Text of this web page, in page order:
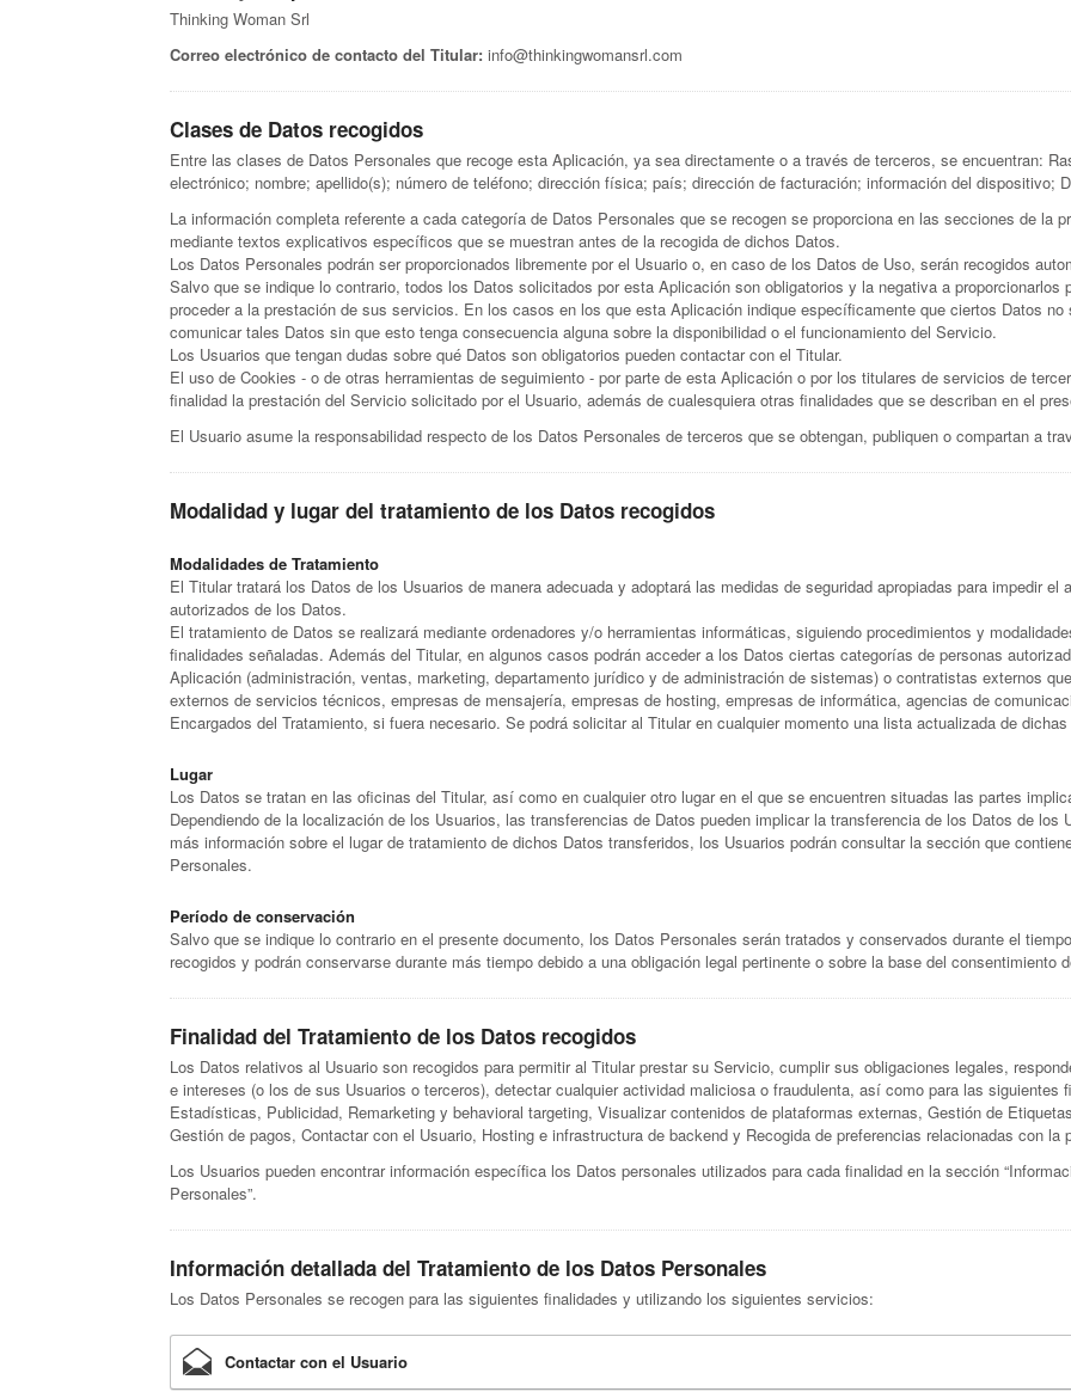
Thinking Woman Srl
Correo electrónico de contacto del Titular: info@thinkingwomansrl.com
Clases de Datos recogidos
Entre las clases de Datos Personales que recoge esta Aplicación, ya sea directamente o a través de terceros, se encuentran:
electrónico; nombre; apellido(s); número de teléfono; dirección física; país; dirección de facturación; información del dispositivo;
La información completa referente a cada categoría de Datos Personales que se recogen se proporciona en las secciones de la
mediante textos explicativos específicos que se muestran antes de la recogida de dichos Datos.
Los Datos Personales podrán ser proporcionados libremente por el Usuario o, en caso de los Datos de Uso, serán recogidos
Salvo que se indique lo contrario, todos los Datos solicitados por esta Aplicación son obligatorios y la negativa a proporcionarlos
proceder a la prestación de sus servicios. En los casos en los que esta Aplicación indique específicamente que ciertos Datos
comunicar tales Datos sin que esto tenga consecuencia alguna sobre la disponibilidad o el funcionamiento del Servicio.
Los Usuarios que tengan dudas sobre qué Datos son obligatorios pueden contactar con el Titular.
El uso de Cookies - o de otras herramientas de seguimiento - por parte de esta Aplicación o por los titulares de servicios de
finalidad la prestación del Servicio solicitado por el Usuario, además de cualesquiera otras finalidades que se describan en el
El Usuario asume la responsabilidad respecto de los Datos Personales de terceros que se obtengan, publiquen o compartan a
Modalidad y lugar del tratamiento de los Datos recogidos
Modalidades de Tratamiento
El Titular tratará los Datos de los Usuarios de manera adecuada y adoptará las medidas de seguridad apropiadas para impedir
autorizados de los Datos.
El tratamiento de Datos se realizará mediante ordenadores y/o herramientas informáticas, siguiendo procedimientos y
finalidades señaladas. Además del Titular, en algunos casos podrán acceder a los Datos ciertas categorías de personas
Aplicación (administración, ventas, marketing, departamento jurídico y de administración de sistemas) o contratistas externos
externos de servicios técnicos, empresas de mensajería, empresas de hosting, empresas de informática, agencias de
Encargados del Tratamiento, si fuera necesario. Se podrá solicitar al Titular en cualquier momento una lista actualizada de
Lugar
Los Datos se tratan en las oficinas del Titular, así como en cualquier otro lugar en el que se encuentren situadas las partes
Dependiendo de la localización de los Usuarios, las transferencias de Datos pueden implicar la transferencia de los Datos de
más información sobre el lugar de tratamiento de dichos Datos transferidos, los Usuarios podrán consultar la sección que
Personales.
Período de conservación
Salvo que se indique lo contrario en el presente documento, los Datos Personales serán tratados y conservados durante el
recogidos y podrán conservarse durante más tiempo debido a una obligación legal pertinente o sobre la base del consentimiento
Finalidad del Tratamiento de los Datos recogidos
Los Datos relativos al Usuario son recogidos para permitir al Titular prestar su Servicio, cumplir sus obligaciones legales,
e intereses (o los de sus Usuarios o terceros), detectar cualquier actividad maliciosa o fraudulenta, así como para las
Estadísticas, Publicidad, Remarketing y behavioral targeting, Visualizar contenidos de plataformas externas, Gestión de
Gestión de pagos, Contactar con el Usuario, Hosting e infrastructura de backend y Recogida de preferencias relacionadas con la
Los Usuarios pueden encontrar información específica los Datos personales utilizados para cada finalidad en la sección
Personales”.
Información detallada del Tratamiento de los Datos Personales
Los Datos Personales se recogen para las siguientes finalidades y utilizando los siguientes servicios:
Contactar con el Usuario